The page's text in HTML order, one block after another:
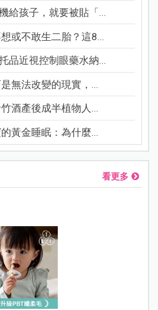
給孩子，就要被貼「...
或不敢生二胎？這8...
品近視控制眼藥水納...
無法改變的現實，...
酒產後成半植物人...
黃金睡眠：為什麼...
看更多